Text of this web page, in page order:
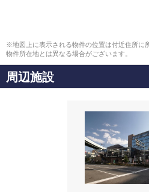
※地図上に表示される物件の位置は付近住所に
物件所在地とは異なる場合がございます。
周辺施設